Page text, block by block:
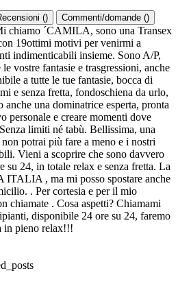
() Commenti/domande ()
chiamo ´CAMILA, sono una Transex
19ottimi motivi per venirmi a
indimenticabili insieme. Sono A/P,
vostre fantasie e trasgressioni, anche
a tutte le tue fantasie, bocca di
e senza fretta, fondoschiena da urlo,
una dominatrice esperta, pronta
personale e creare momenti dove
limiti né tabù. Bellissima, una
potrai più fare a meno e i nostri
Vieni a scoprire che sono davvero
su 24, in totale relax e senza fretta. La
, ma mi posso spostare anche
. Per cortesia e per il mio
chiamate . Cosa aspetti? Chiamami
disponibile 24 ore su 24, faremo
in pieno relax!!!